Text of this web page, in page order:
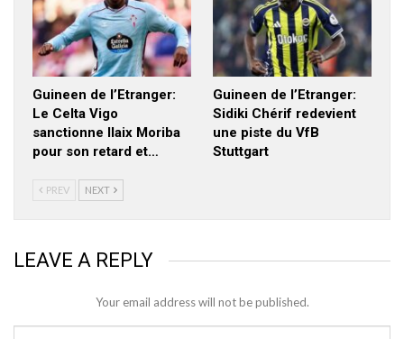
Guineen de l’Etranger:
Le Celta Vigo
sanctionne Ilaix Moriba
pour son retard et…
Guineen de l’Etranger:
Sidiki Chérif redevient
une piste du VfB
Stuttgart
PREV NEXT
LEAVE A REPLY
Your email address will not be published.